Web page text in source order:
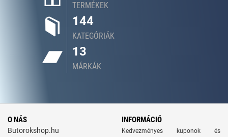
TERMÉKEK
144
KATEGÓRIÁK
13
MÁRKÁK
O NÁS
Butorokshop.hu
INFORMÁCIÓ
Kedvezményes kuponok és